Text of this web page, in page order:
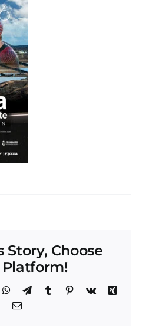
Story, Choose
Platform!
WhatsApp
TelegramTumblrPinterest
Vk
Xing
Correo